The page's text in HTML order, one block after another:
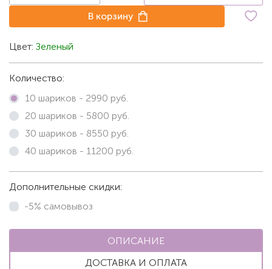
В корзину
Цвет: Зеленый
Количество:
10 шариков - 2990 руб.
20 шариков - 5800 руб.
30 шариков - 8550 руб.
40 шариков - 11200 руб.
Дополнительные скидки:
-5% самовывоз
ОПИСАНИЕ
ДОСТАВКА И ОПЛАТА